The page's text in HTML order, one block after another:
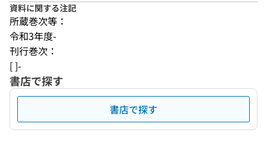
資料に関する注記
所蔵巻次等：
令和3年度-
刊行巻次：
[ ]-
書店で探す
書店で探す